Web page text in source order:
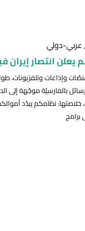
عربي-دولي
يعلن انتصار إيران
وإذاعات وتلفزيونات،
بالفارسيّة موجّهة إلى
خلاصتها: نظامكم يبدّد
برامج